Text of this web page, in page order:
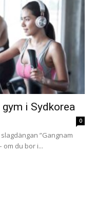
gym i Sydkorea
0
”Gangnam
om du bor i...